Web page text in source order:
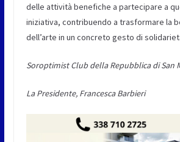
delle attività benefiche a partecipare a
iniziativa, contribuendo a trasformare la
dell’arte in un concreto gesto di
Soroptimist Club della Repubblica di San
La Presidente, Francesca Barbieri